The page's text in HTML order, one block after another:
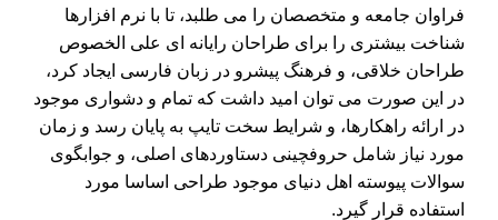
فراوان جامعه و متخصصان را می طلبد، تا با نرم افزارها
شناخت بیشتری را برای طراحان رایانه ای علی الخصوص
طراحان خلاقی، و فرهنگ پیشرو در زبان فارسی ایجاد کرد،
در این صورت می توان امید داشت که تمام و دشواری موجود
در ارائه راهکارها، و شرایط سخت تایپ به پایان رسد و زمان
مورد نیاز شامل حروفچینی دستاوردهای اصلی، و جوابگوی
سوالات پیوسته اهل دنیای موجود طراحی اساسا مورد
استفاده قرار گیرد.